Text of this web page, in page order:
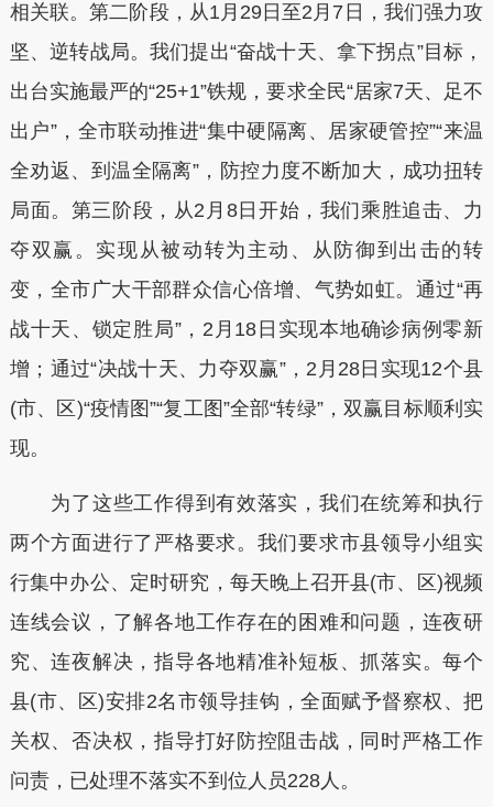
相关联。第二阶段，从1月29日至2月7日，我们强力攻
坚、逆转战局。我们提出“奋战十天、拿下拐点”目标，
出台实施最严的“25+1”铁规，要求全民“居家7天、足不
出户”，全市联动推进“集中硬隔离、居家硬管控”“来温
全劝返、到温全隔离”，防控力度不断加大，成功扭转
局面。第三阶段，从2月8日开始，我们乘胜追击、力
夺双赢。实现从被动转为主动、从防御到出击的转
变，全市广大干部群众信心倍增、气势如虹。通过“再
战十天、锁定胜局”，2月18日实现本地确诊病例零新
增；通过“决战十天、力夺双赢”，2月28日实现12个县
(市、区)“疫情图”“复工图”全部“转绿”，双赢目标顺利实
现。
为了这些工作得到有效落实，我们在统筹和执行
两个方面进行了严格要求。我们要求市县领导小组实
行集中办公、定时研究，每天晚上召开县(市、区)视频
连线会议，了解各地工作存在的困难和问题，连夜研
究、连夜解决，指导各地精准补短板、抓落实。每个
县(市、区)安排2名市领导挂钩，全面赋予督察权、把
关权、否决权，指导打好防控阻击战，同时严格工作
问责，已处理不落实不到位人员228人。